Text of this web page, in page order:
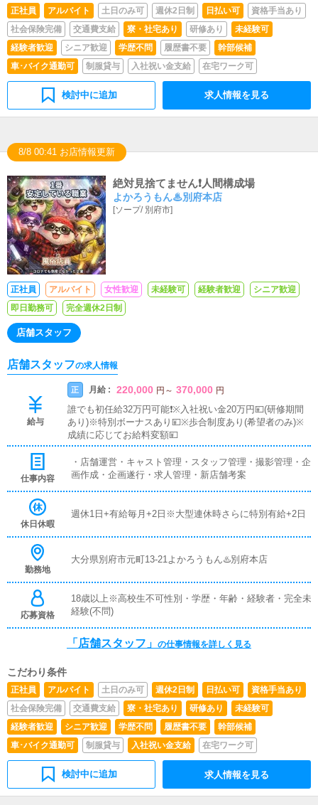
やかな文章の打ち込みが出来る方歓迎 【５】アルバイト
業務内容 ホールスタッフとして接客応対をお願い致しま
す。 ※誰でも出来る簡単なお仕事です。 ※大学生可/主婦
(女性)可
正社員 アルバイト 土日のみ可 週休2日制 日払い可
資格手当あり
社会保険完備
交通費支給 寮・社宅あり 研修あり
未経験可
経験者歓迎
シニア歓迎 学歴不問 履歴書不要
幹部候補
車･バイク通勤可
制服貸与 入社祝い金支給 在宅ワーク可
検討中に追加 求人情報を見る
8/8 00:41 お店情報更新
絶対見捨てません❗️人間構成場
よかろうもん♨別府本店
[ソープ/ 別府市]
正社員 アルバイト 女性歓迎 未経験可 経験者歓迎
シニア歓迎
即日勤務可
完全週休2日制
店舗スタッフ
店舗スタッフの求人情報
給与
正 月給 : 220,000 円 ～ 370,000 円
誰でも初任給32万円可能❗️※入社祝い金20万円💴(研修期間
あり)※特別ボーナスあり💴※歩合制度あり(希望者のみ)※
成績に応じてお給料変額💴
仕事内容
・店舗運営・キャスト管理・スタッフ管理・撮影管理・企
画作成・企画遂行・求人管理・新店舗考案
休日休暇
週休1日+有給毎月+2日※大型連休時さらに特別有給+2日
勤務地
大分県別府市元町13-21よかろうもん♨️別府本店
応募資格
18歳以上※高校生不可性別・学歴・年齢・経験者・完全未
経験(不問)
「店舗スタッフ」 の仕事情報を詳しく見る
こだわり条件
正社員 アルバイト 土日のみ可 週休2日制 日払い可
資格手当あり
社会保険完備
交通費支給 寮・社宅あり 研修あり
未経験可
経験者歓迎
シニア歓迎 学歴不問 履歴書不要
幹部候補
車･バイク通勤可
制服貸与 入社祝い金支給 在宅ワーク可
検討中に追加 求人情報を見る